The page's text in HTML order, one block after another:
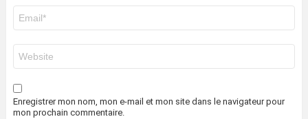
mail
*
web
Enregistrer mon nom, mon e-mail et mon site dans le navigateur pour
mon prochain commentaire.